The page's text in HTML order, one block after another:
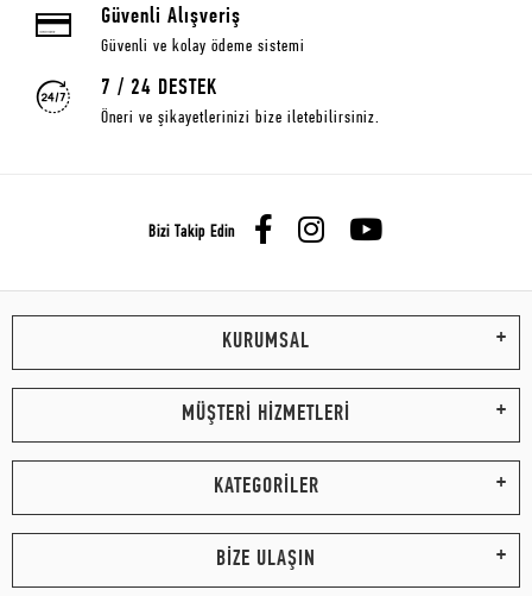
Güvenli Alışveriş
Güvenli ve kolay ödeme sistemi
7 / 24 DESTEK
Öneri ve şikayetlerinizi bize iletebilirsiniz.
Bizi Takip Edin
KURUMSAL
MÜŞTERİ HİZMETLERİ
KATEGORİLER
BİZE ULAŞIN